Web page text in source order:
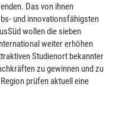
Das von ihnen
und innovationsfähigsten
wollen die sieben
weiter erhöhen
Studienort bekannter
zu gewinnen und zu
prüfen aktuell eine